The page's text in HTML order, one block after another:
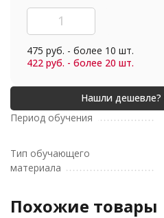
475 руб. - более 10 шт.
422 руб. - более 20 шт.
Период обучения
Тип обучающего
материала
Похожие товары